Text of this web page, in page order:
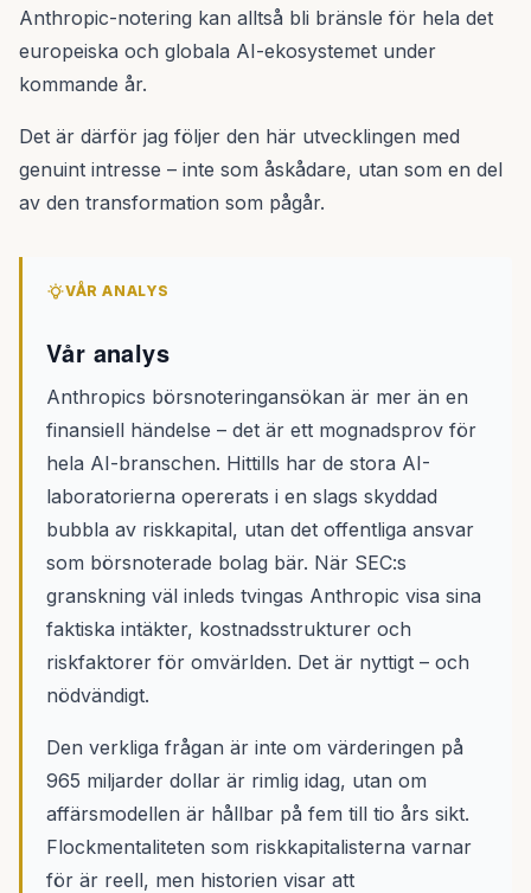
Anthropic-notering kan alltså bli bränsle för hela det
europeiska och globala AI-ekosystemet under
kommande år.
Det är därför jag följer den här utvecklingen med
genuint intresse – inte som åskådare, utan som en del
av den transformation som pågår.
VÅR ANALYS
Vår analys
Anthropics börsnoteringansökan är mer än en
finansiell händelse – det är ett mognadsprov för
hela AI-branschen. Hittills har de stora AI-
laboratorierna opererats i en slags skyddad
bubbla av riskkapital, utan det offentliga ansvar
som börsnoterade bolag bär. När SEC:s
granskning väl inleds tvingas Anthropic visa sina
faktiska intäkter, kostnadsstrukturer och
riskfaktorer för omvärlden. Det är nyttigt – och
nödvändigt.
Den verkliga frågan är inte om värderingen på
965 miljarder dollar är rimlig idag, utan om
affärsmodellen är hållbar på fem till tio års sikt.
Flockmentaliteten som riskkapitalisterna varnar
för är reell, men historien visar att